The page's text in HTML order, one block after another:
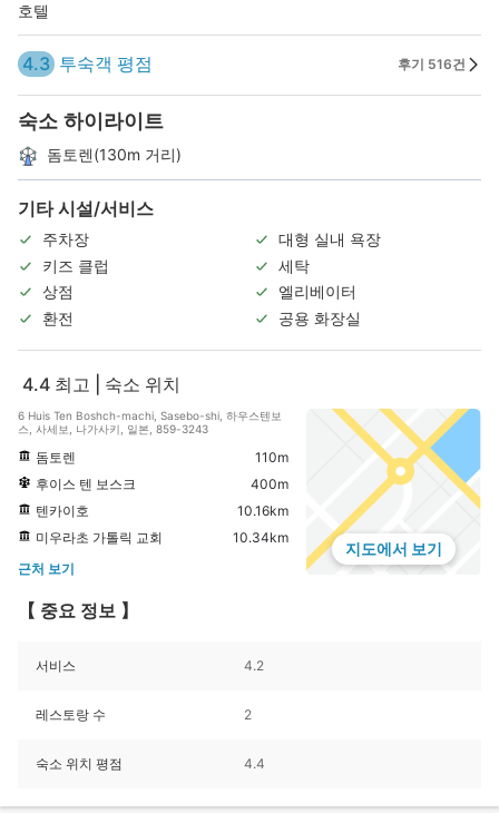
호텔
4.3 투숙객 평점 후기 516건
숙소 하이라이트
돔토렌(130m 거리)
기타 시설/서비스
주차장
대형 실내 욕장
키즈 클럽
세탁
상점
엘리베이터
환전
공용 화장실
4.4 최고 | 숙소 위치
6 Huis Ten Boshch-machi, Sasebo-shi, 하우스텐보
스, 사세보, 나가사키, 일본, 859-3243
돔토렌
110m
후이스 텐 보스크
400m
텐카이호
10.16km
미우라초 가톨릭 교회
10.34km
근처 보기
지도에서 보기
【 중요 정보 】
서비스 4.2
레스토랑 수 2
숙소 위치 평점 4.4